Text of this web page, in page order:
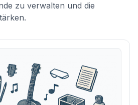
zu verwalten und die